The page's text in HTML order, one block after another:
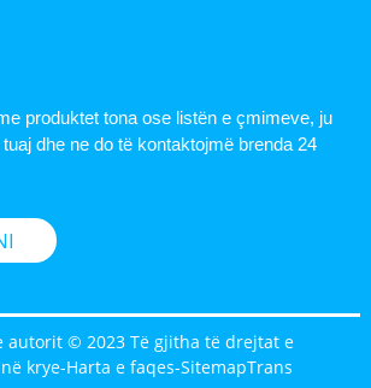
produktet tona ose listën e çmimeve, ju
dhe ne do të kontaktojmë brenda 24
autorit © 2023 Të gjitha të drejtat e
krye-Harta e faqes-SitemapTrans